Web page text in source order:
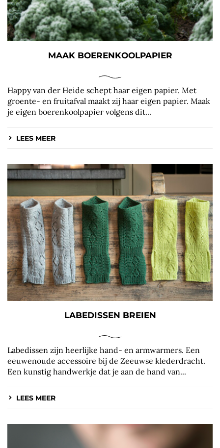
MAAK BOERENKOOLPAPIER
Happy van der Heide schept haar eigen papier. Met
groente- en fruitafval maakt zij haar eigen papier. Maak
je eigen boerenkoolpapier volgens dit...
LEES MEER
LABEDISSEN BREIEN
Labedissen zijn heerlijke hand- en armwarmers. Een
eeuwenoude accessoire bij de Zeeuwse klederdracht.
Een kunstig handwerkje dat je aan de hand van...
LEES MEER